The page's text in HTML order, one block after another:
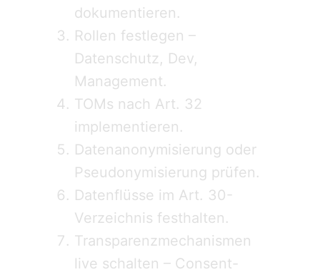
dokumentieren.
Rollen festlegen –
Datenschutz, Dev,
Management.
TOMs nach Art. 32
implementieren.
Datenanonymisierung oder
Pseudonymisierung prüfen.
Datenflüsse im Art. 30-
Verzeichnis festhalten.
Transparenzmechanismen
live schalten – Consent-